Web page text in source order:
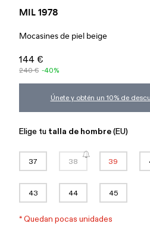
MIL 1978
Mocasines de piel beige
144 €
240 € -40%
Únete y obtén un 10% de
Elige tu talla de hombre(EU)
37 38 39
43 44 45
*Quedan pocas unidades